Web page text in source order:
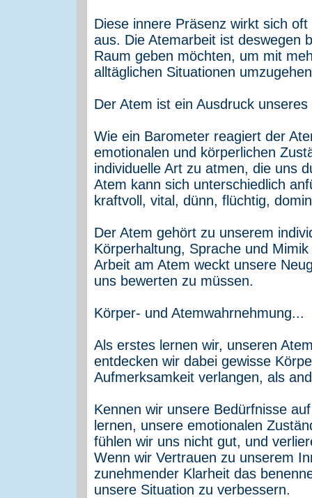
Diese innere Präsenz wirkt sich
aus. Die Atemarbeit ist deswegen
Raum geben möchten, um mit
alltäglichen Situationen
Der Atem ist ein Ausdruck
Wie ein Barometer reagiert der
emotionalen und körperlichen
individuelle Art zu atmen, die uns
Atem kann sich unterschiedlich
kraftvoll, vital, dünn, flüchtig,
Der Atem gehört zu unserem
Körperhaltung, Sprache und
Arbeit am Atem weckt unsere
uns bewerten zu müssen.
Körper- und Atemwahrnehmung...
Als erstes lernen wir, unseren
entdecken wir dabei gewisse
Aufmerksamkeit verlangen, als
Kennen wir unsere Bedürfnisse
lernen, unsere emotionalen
fühlen wir uns nicht gut, und
Wenn wir Vertrauen zu unserem
zunehmender Klarheit das
unsere Situation zu verbessern.